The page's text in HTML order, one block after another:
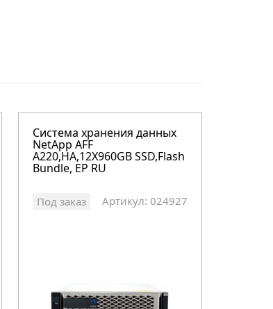
Система хранения данных
NetApp AFF
A220,HA,12X960GB SSD,Flash
Bundle, EP RU
Под заказ Артикул: 024927